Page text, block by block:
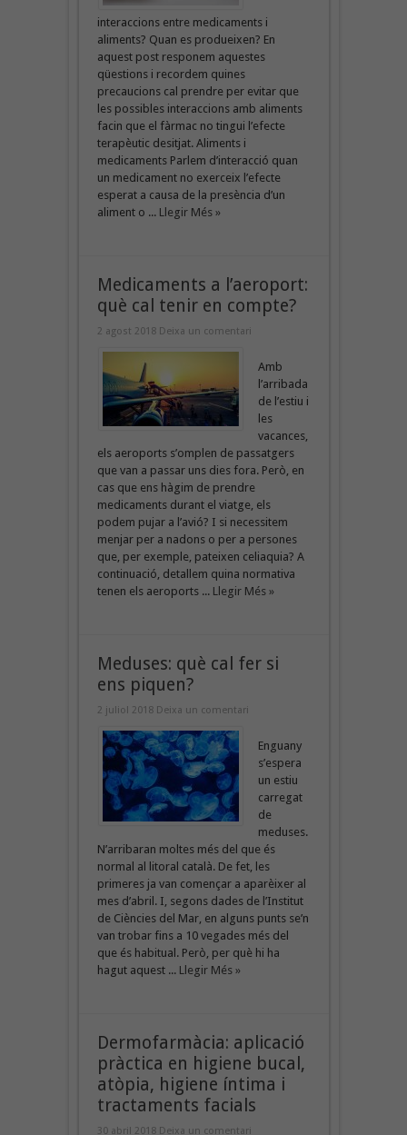
interaccions entre medicaments i
aliments? Quan es produeixen? En
aquest post responem aquestes
qüestions i recordem quines
precaucions cal prendre per evitar que
les possibles interaccions amb aliments
facin que el fàrmac no tingui l’efecte
terapèutic desitjat. Aliments i
medicaments Parlem d’interacció quan
un medicament no exerceix l’efecte
esperat a causa de la presència d’un
aliment o ... Llegir Més »
Medicaments a l’aeroport:
què cal tenir en compte?
2 agost 2018 Deixa un comentari
Amb
l’arribada
de l’estiu i
les
vacances,
els aeroports s’omplen de passatgers
que van a passar uns dies fora. Però, en
cas que ens hàgim de prendre
medicaments durant el viatge, els
podem pujar a l’avió? I si necessitem
menjar per a nadons o per a persones
que, per exemple, pateixen celiaquia? A
continuació, detallem quina normativa
tenen els aeroports ... Llegir Més »
Meduses: què cal fer si
ens piquen?
2 juliol 2018 Deixa un comentari
Enguany
s’espera
un estiu
carregat
de
meduses.
N’arribaran moltes més del que és
normal al litoral català. De fet, les
primeres ja van començar a aparèixer al
mes d’abril. I, segons dades de l’Institut
de Ciències del Mar, en alguns punts se’n
van trobar fins a 10 vegades més del
que és habitual. Però, per què hi ha
hagut aquest ... Llegir Més »
Dermofarmàcia: aplicació
pràctica en higiene bucal,
atòpia, higiene íntima i
tractaments facials
30 abril 2018 Deixa un comentari